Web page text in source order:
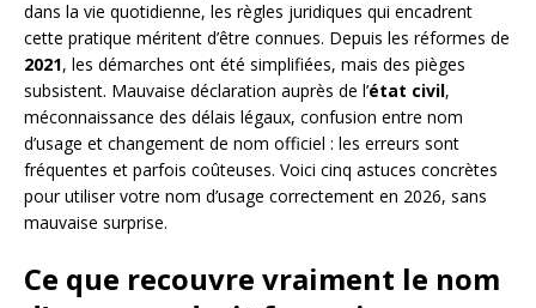
dans la vie quotidienne, les règles juridiques qui encadrent
cette pratique méritent d’être connues. Depuis les réformes de
2021, les démarches ont été simplifiées, mais des pièges
subsistent. Mauvaise déclaration auprès de l’état civil,
méconnaissance des délais légaux, confusion entre nom
d’usage et changement de nom officiel : les erreurs sont
fréquentes et parfois coûteuses. Voici cinq astuces concrètes
pour utiliser votre nom d’usage correctement en 2026, sans
mauvaise surprise.
Ce que recouvre vraiment le nom